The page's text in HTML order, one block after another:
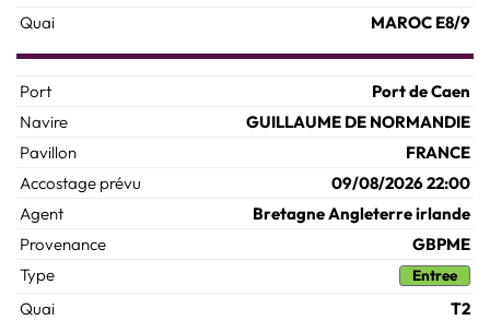
MAROC E8/9
Port de Caen
GUILLAUME DE NORMANDIE
FRANCE
09/08/2026 22:00
Bretagne Angleterre irlande
GBPME
Entree
T2